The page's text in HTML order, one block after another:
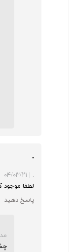
.
.
| ۰۴/۰۳/۲۱
لطفا موجود
پاسخ دهید